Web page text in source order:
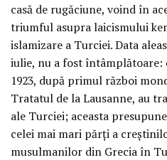
casă de rugăciune, voind în
triumful asupra laicismului
islamizare a Turciei. Data
iulie, nu a fost întâmplătoare:
1923, după primul război
Tratatul de la Lausanne, au
ale Turciei; aceasta
celei mai mari părți a
musulmanilor din Grecia în